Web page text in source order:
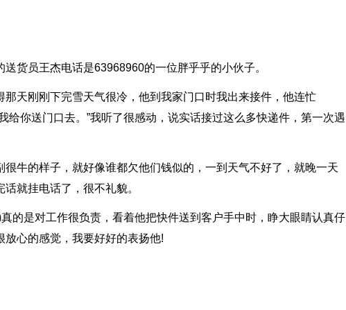
货员王杰电话是63968960的一位胖乎乎的小伙子。
那天刚刚下完雪天气很冷，他到我家门口时我出来接件，他连忙
给你送门口去。”我听了很感动，说实话接过这么多快递件，第一次遇
很牛的样子，就好像谁都欠他们钱似的，一到天气不好了，就晚一天
就挂电话了，很不礼貌。
的是对工作很负责，看着他把快件送到客户手中时，睁大眼睛认真仔
心的感觉，我要好好的表扬他!